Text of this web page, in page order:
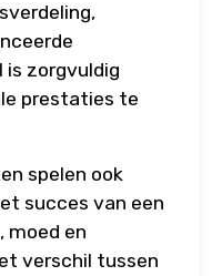
is zorgvuldig
prestaties te
spelen ook
succes van een
moed en
verschil tussen